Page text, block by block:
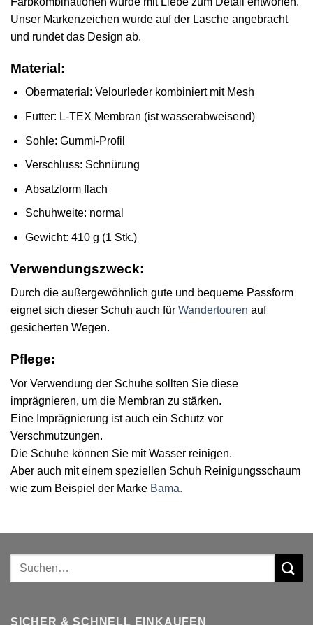
Unser Markenzeichen wurde auf der Lasche angebracht
und rundet das Design ab.
Material:
Obermaterial: Velourleder kombiniert mit Mesh
Futter: L-TEX Membran (ist wasserabweisend)
Sohle: Gummi-Profil
Verschluss: Schnürung
Absatzform flach
Schuhweite: normal
Gewicht: 410 g (1 Stk.)
Verwendungszweck:
Durch die außergewöhnlich gute und bequeme Passform
eignet sich dieser Schuh auch für Wandertouren auf
gesicherten Wegen.
Pflege:
Vor Verwendung der Schuhe sollten Sie diese
imprägnieren, um die Membran zu stärken.
Eine Imprägnierung ist auch ein Schutz vor
Verschmutzungen.
Die Schuhe können Sie mit Wasser reinigen.
Aber auch mit einem speziellen Schuh Reinigungsschaum
wie zum Beispiel der Marke Bama.
Suchen
SICHER & SCHNELL EINKAUFEN